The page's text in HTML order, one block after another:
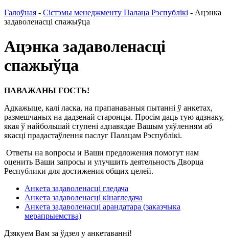
Галоўная - Сістэмы менеджменту Палаца Рэспублікі - Ацэнка
задаволенасці спажыўца
Ацэнка задаволенасці
спажыўца
ПАВАЖАНЫ ГОСТЬ!
Адкажыце, калі ласка, на прапанаваныя пытанні ў анкетах,
размешчаных на дадзенай старонцы. Просім даць тую адзнаку,
якая ў найбольшай ступені адпавядае Вашым уяўленням аб
якасці прадастаўлення паслуг Палацам Рэспублікі.
Ответы на вопросы и Ваши предложения помогут нам
оценить Ваши запросы и улучшить деятельность Дворца
Республики для достижения общих целей.
Анкета задаволенасці гледача
Анкета задаволенасці кінагледача
Анкета задаволенасці арандатара (заказчыка
мерапрыемства)
Дзякуем Вам за ўдзел у анкетаванні!